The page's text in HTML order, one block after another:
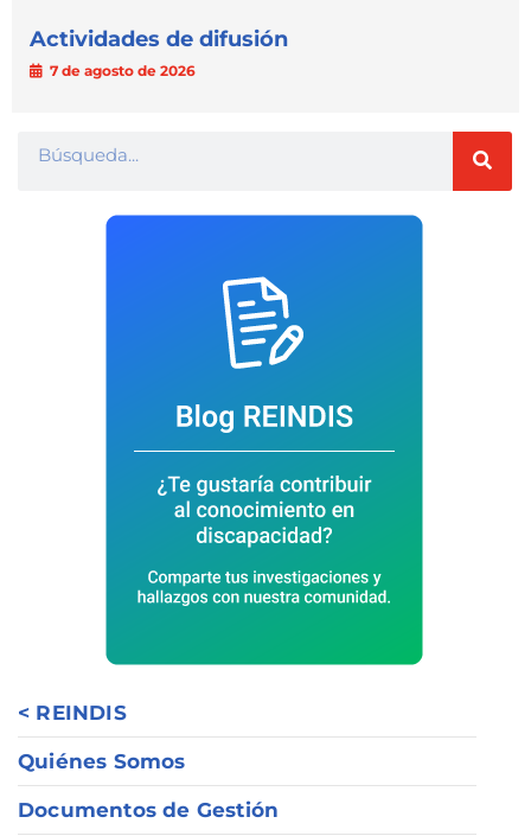
Actividades de difusión
7 de agosto de 2026
< REINDIS
Quiénes Somos
Documentos de Gestión